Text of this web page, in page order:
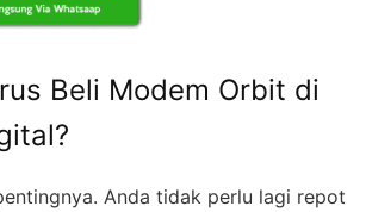
Beli Modem Orbit di
Anda tidak perlu lagi repot